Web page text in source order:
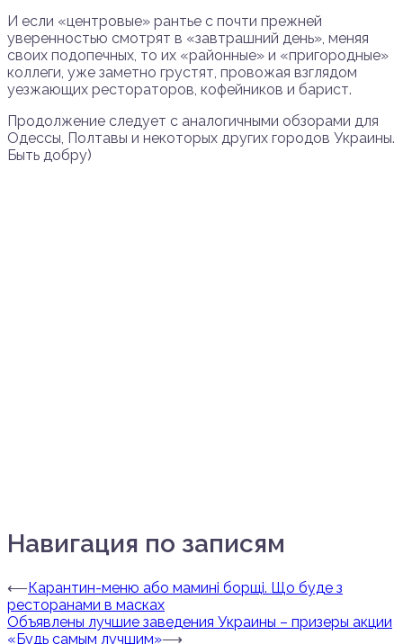
И если «центровые» рантье с почти прежней
уверенностью смотрят в «завтрашний день», меняя
своих подопечных, то их «районные» и «пригородные»
коллеги, уже заметно грустят, провожая взглядом
уезжающих рестораторов, кофейников и барист.
Продолжение следует с аналогичными обзорами для
Одессы, Полтавы и некоторых других городов Украины.
Быть добру)
Навигация по записям
⟵Карантин-меню або мамині борщі. Що буде з
ресторанами в масках
Объявлены лучшие заведения Украины – призеры акции
«Будь самым лучшим»⟶